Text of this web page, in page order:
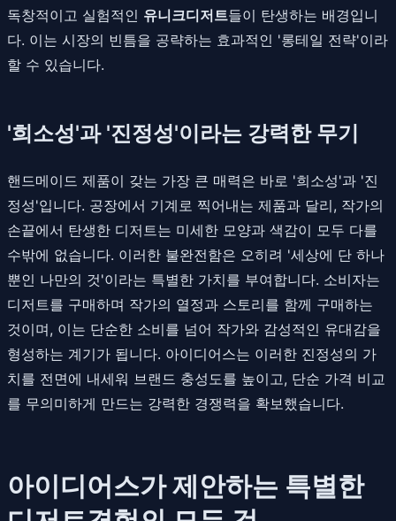
독창적이고 실험적인 유니크디저트들이 탄생하는 배경입니
다. 이는 시장의 빈틈을 공략하는 효과적인 '롱테일 전략'이라
할 수 있습니다.
'희소성'과 '진정성'이라는 강력한 무기
핸드메이드 제품이 갖는 가장 큰 매력은 바로 '희소성'과 '진
정성'입니다. 공장에서 기계로 찍어내는 제품과 달리, 작가의
손끝에서 탄생한 디저트는 미세한 모양과 색감이 모두 다를
수밖에 없습니다. 이러한 불완전함은 오히려 '세상에 단 하나
뿐인 나만의 것'이라는 특별한 가치를 부여합니다. 소비자는
디저트를 구매하며 작가의 열정과 스토리를 함께 구매하는
것이며, 이는 단순한 소비를 넘어 작가와 감성적인 유대감을
형성하는 계기가 됩니다. 아이디어스는 이러한 진정성의 가
치를 전면에 내세워 브랜드 충성도를 높이고, 단순 가격 비교
를 무의미하게 만드는 강력한 경쟁력을 확보했습니다.
아이디어스가 제안하는 특별한